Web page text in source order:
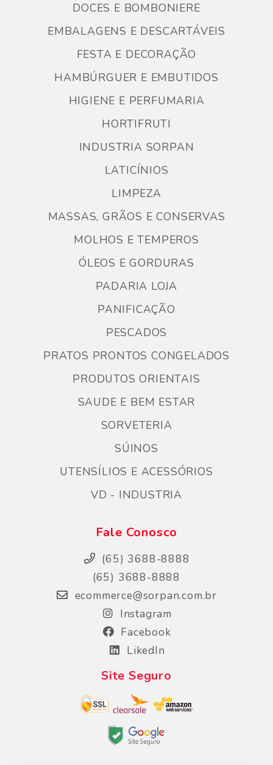
DOCES E BOMBONIERE
EMBALAGENS E DESCARTÁVEIS
FESTA E DECORAÇÃO
HAMBÚRGUER E EMBUTIDOS
HIGIENE E PERFUMARIA
HORTIFRUTI
INDUSTRIA SORPAN
LATICÍNIOS
LIMPEZA
MASSAS, GRÃOS E CONSERVAS
MOLHOS E TEMPEROS
ÓLEOS E GORDURAS
PADARIA LOJA
PANIFICAÇÃO
PESCADOS
PRATOS PRONTOS CONGELADOS
PRODUTOS ORIENTAIS
SAUDE E BEM ESTAR
SORVETERIA
SÚINOS
UTENSÍLIOS E ACESSÓRIOS
VD - INDUSTRIA
Fale Conosco
(65) 3688-8888
(65) 3688-8888
ecommerce@sorpan.com.br
Instagram
Facebook
LikedIn
Site Seguro